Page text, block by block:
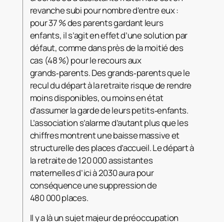
revanche subi pour nombre d’entre eux :
pour 37 % des parents gardant leurs
enfants, il s’agit en effet d’une solution par
défaut, comme dans près de la moitié des
cas (48 %) pour le recours aux
grands‑parents. Des grands‑parents que le
recul du départ à la retraite risque de rendre
moins disponibles, ou moins en état
d’assumer la garde de leurs petits‑enfants.
L’association s’alarme d’autant plus que les
chiffres montrent une baisse massive et
structurelle des places d’accueil. Le départ à
la retraite de 120 000 assistantes
maternelles d’ici à 2030 aura pour
conséquence une suppression de
480 000 places.
Il y a là un sujet majeur de préoccupation